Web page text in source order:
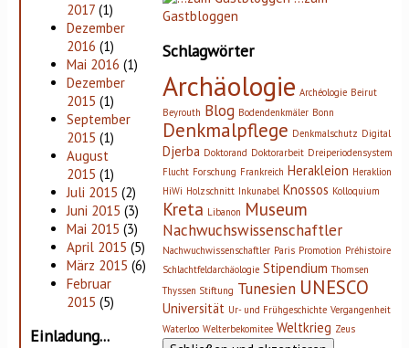
2017 (1)
Dezember
2016 (1)
Mai 2016 (1)
Dezember
2015 (1)
September
2015 (1)
August
2015 (1)
Juli 2015 (2)
Juni 2015 (3)
Mai 2015 (3)
April 2015 (5)
März 2015 (6)
Februar
2015 (5)
Einladung...
Gastbloggen
Schlagwörter
Archäologie Archéologie Beirut
Beyrouth Blog Bodendenkmäler Bonn
Denkmalpflege Denkmalschutz Digital
Djerba Doktorand Doktorarbeit Dreiperiodensystem
Flucht Forschung Frankreich Herakleion Heraklion
HiWi Holzschnitt Inkunabel Knossos Kolloquium
Kreta Libanon Museum
Nachwuchswissenschaftler
Nachwuchwissenschaftler Paris Promotion Préhistoire
Schlachtfeldarchäologie Stipendium Thomsen
Thyssen Stiftung Tunesien UNESCO
Universität Ur- und Frühgeschichte Vergangenheit
Waterloo Welterbekomitee Weltkrieg Zeus